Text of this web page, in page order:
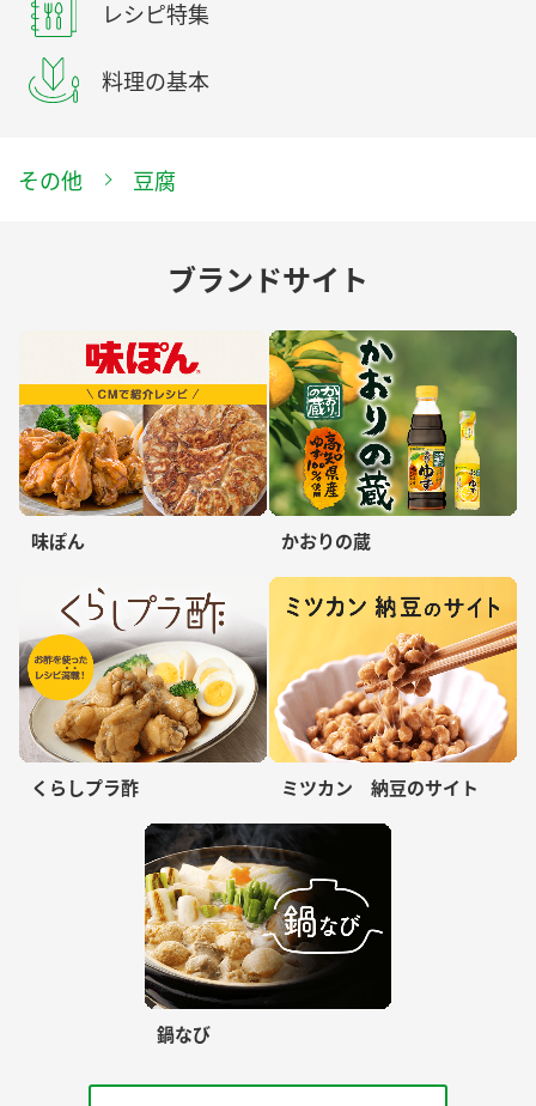
レシピ特集
料理の基本
その他 豆腐
ブランドサイト
味ぽん かおりの蔵
くらしプラ酢 ミツカン 納豆のサイト
鍋なび